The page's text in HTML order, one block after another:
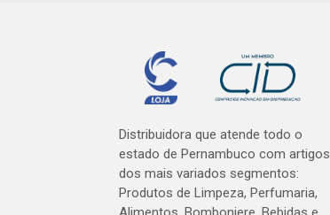
Distribuidora que atende todo o
estado de Pernambuco com artigos
dos mais variados segmentos:
Produtos de Limpeza, Perfumaria,